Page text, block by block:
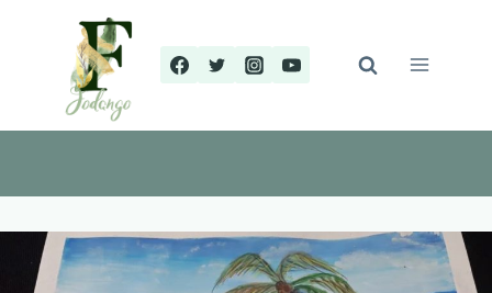
содержимому